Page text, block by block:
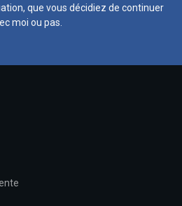
que vous décidiez de continuer
moi ou pas.